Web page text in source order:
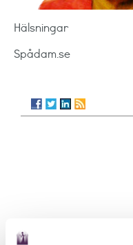
Hälsningar
Spådam.se